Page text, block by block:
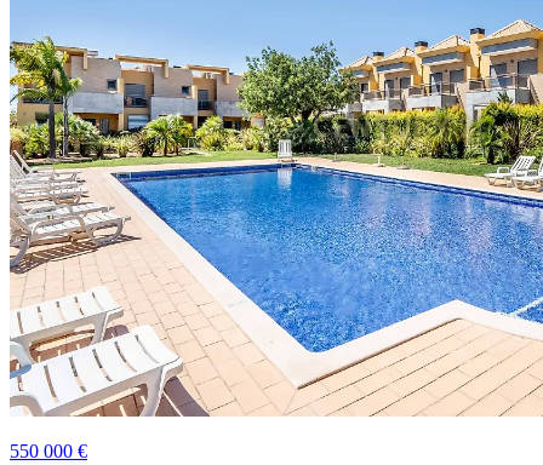
550 000 €